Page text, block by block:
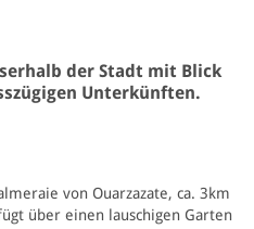
der Stadt mit Blick
Unterkünften.
von Ouarzazate, ca. 3km
über einen lauschigen Garten